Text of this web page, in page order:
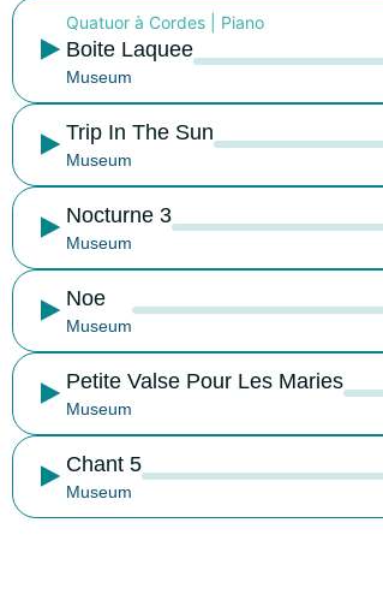
Quatuor à Cordes Piano
Boite Laquee
Museum
Trip In The Sun
Museum
Nocturne 3
Museum
Noe
Museum
Petite Valse Pour Les Maries
Museum
Chant 5
Museum